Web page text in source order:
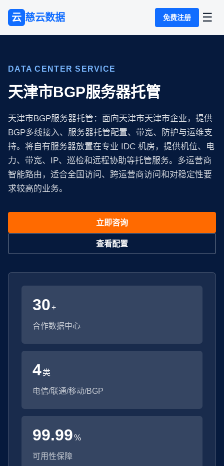
云 慈云数据 免费注册 ☰
DATA CENTER SERVICE
天津市BGP服务器托管
天津市BGP服务器托管：面向天津市天津市企业，提供
BGP多线接入、服务器托管配置、带宽、防护与运维支
持。将自有服务器放置在专业 IDC 机房，提供机位、电
力、带宽、IP、巡检和远程协助等托管服务。多运营商
智能路由，适合全国访问、跨运营商访问和对稳定性要
求较高的业务。
立即咨询
查看配置
30+
合作数据中心
4类
电信/联通/移动/BGP
99.99%
可用性保障